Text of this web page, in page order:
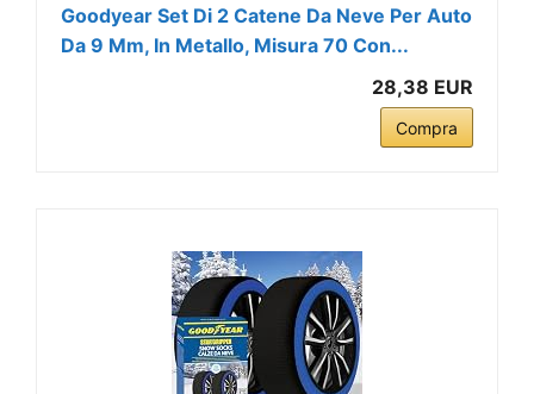
Goodyear Set Di 2 Catene Da Neve Per Auto
Da 9 Mm, In Metallo, Misura 70 Con...
28,38 EUR
Compra